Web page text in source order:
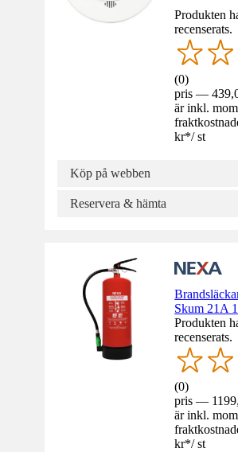
Produkten
recenserats.
(0)
pris —
är inkl.
kr*/ st
Köp på webben
Reservera & hämta
Skum 21A
Produkten
recenserats.
(0)
pris —
är inkl.
kr*/ st